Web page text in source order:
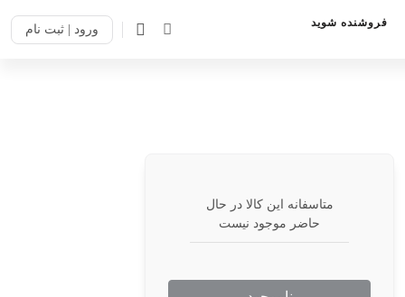
فروشنده شوید ورود | ثبت نام
متاسفانه این کالا در حال
حاضر موجود نیست